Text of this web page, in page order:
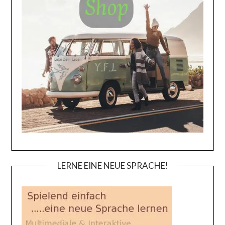
LERNE EINE NEUE SPRACHE!